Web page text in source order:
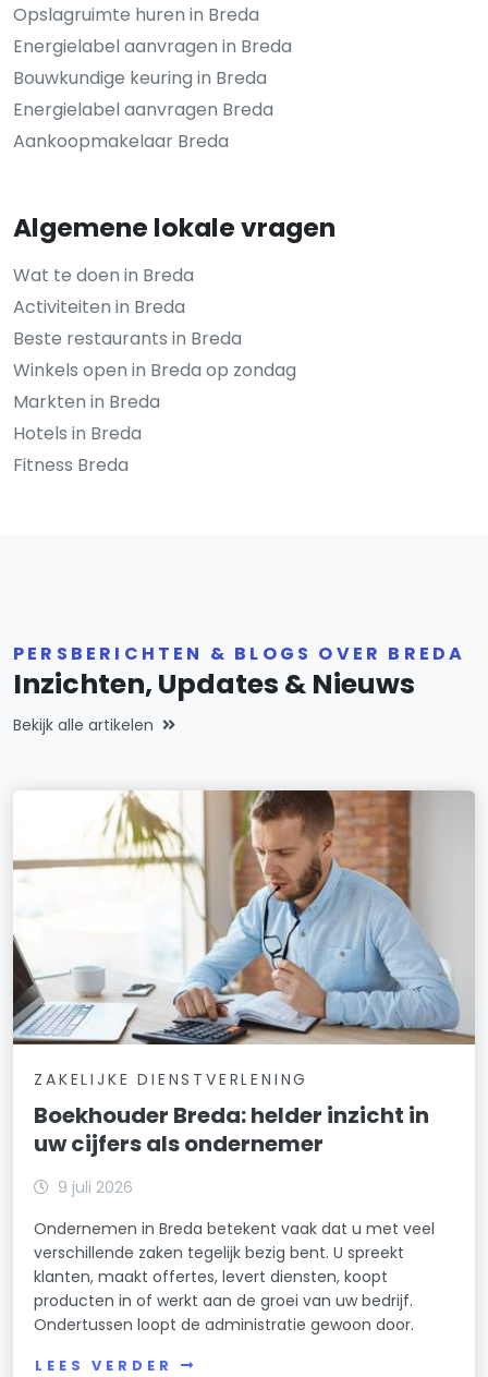
Opslagruimte huren in Breda
Energielabel aanvragen in Breda
Bouwkundige keuring in Breda
Energielabel aanvragen Breda
Aankoopmakelaar Breda
Algemene lokale vragen
Wat te doen in Breda
Activiteiten in Breda
Beste restaurants in Breda
Winkels open in Breda op zondag
Markten in Breda
Hotels in Breda
Fitness Breda
PERSBERICHTEN & BLOGS OVER BREDA
Inzichten, Updates & Nieuws
Bekijk alle artikelen
ZAKELIJKE DIENSTVERLENING
Boekhouder Breda: helder inzicht in
uw cijfers als ondernemer
9 juli 2026
Ondernemen in Breda betekent vaak dat u met veel
verschillende zaken tegelijk bezig bent. U spreekt
klanten, maakt offertes, levert diensten, koopt
producten in of werkt aan de groei van uw bedrijf.
Ondertussen loopt de administratie gewoon door.
LEES VERDER